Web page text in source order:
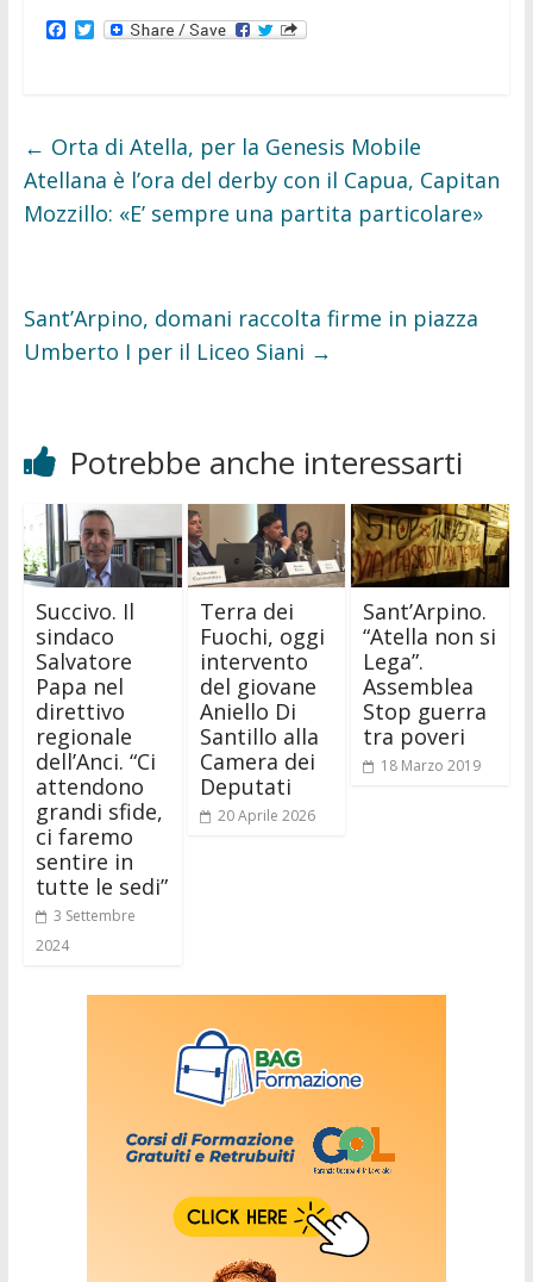
F
o
k
T
r
← Orta di Atella, per la Genesis Mobile
Atellana è l’ora del derby con il Capua, Capitan
Mozzillo: «E’ sempre una partita particolare»
Sant’Arpino, domani raccolta firme in piazza
Umberto I per il Liceo Siani →
Potrebbe anche interessarti
Succivo. Il
sindaco
Salvatore
Papa nel
direttivo
regionale
dell’Anci. “Ci
attendono
grandi sfide,
ci faremo
sentire in
tutte le sedi”
3 Settembre
2024
Terra dei
Fuochi, oggi
intervento
del giovane
Aniello Di
Santillo alla
Camera dei
Deputati
20 Aprile 2026
Sant’Arpino.
“Atella non si
Lega”.
Assemblea
Stop guerra
tra poveri
18 Marzo 2019